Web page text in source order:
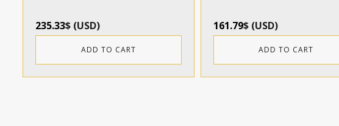
235.33$ (USD)
ADD TO CART
161.79$(USD)
ADD TO CART